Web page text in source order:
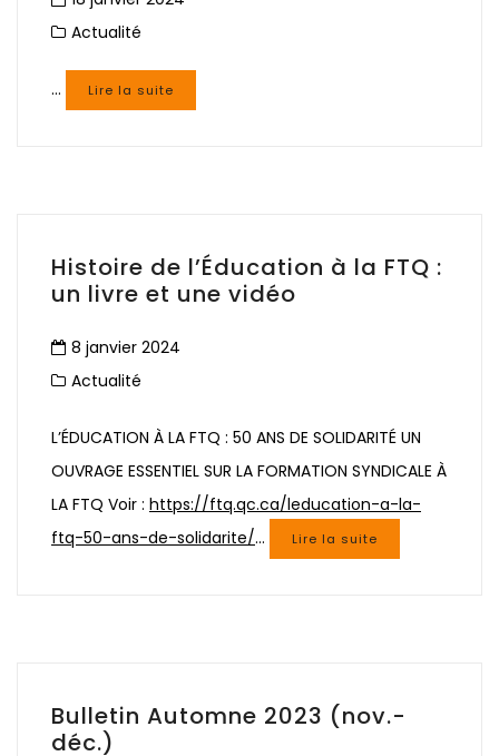
Actualité
… Lire la suite
Histoire de l’Éducation à la FTQ :
un livre et une vidéo
8 janvier 2024
Actualité
L’ÉDUCATION À LA FTQ : 50 ANS DE SOLIDARITÉ UN
OUVRAGE ESSENTIEL SUR LA FORMATION SYNDICALE À
LA FTQ Voir : https://ftq.qc.ca/leducation-a-la-
ftq-50-ans-de-solidarite/… Lire la suite
Bulletin Automne 2023 (nov.-
déc.)